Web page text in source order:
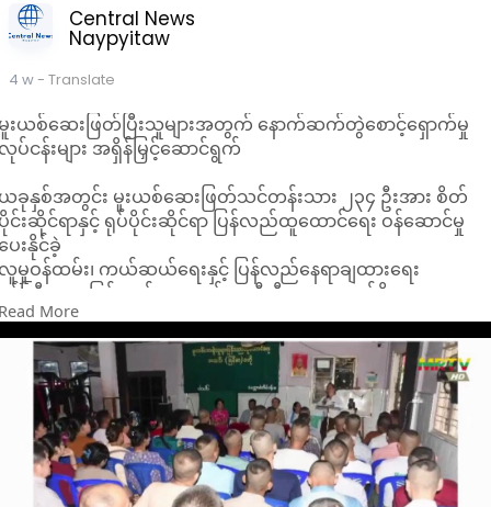
န်းသိမ်းနိုင်ရေးအတွက် အရေးပါသည့် ခြေလှမ်းတစ်ရပ်ဖြစ်ပြီး
းရာပညာရပ်များ ရေရှည်ရှင်သန်နိုင်ရေးအတွက် အများပြည်သူ
မွေအနှစ်များ ထိန်းသိမ်းစောင့်ရှောက်ရေးအဖွဲ့က တိုက်တွန်း
ားသည်။
Central News
Naypyitaw
4 w- Translate
းယစ်ဆေးဖြတ်ပြီးသူများအတွက် နောက်ဆက်တွဲစောင့်ရှောက်မှု
ပ်ငန်းများ အရှိန်မြှင့်ဆောင်ရွက်
ခုနှစ်အတွင်း မူးယစ်ဆေးဖြတ်သင်တန်းသား ၂၃၄ ဦးအား စိတ်
င်းဆိုင်ရာနှင့် ရုပ်ပိုင်းဆိုင်ရာ ပြန်လည်ထူထောင်ရေး ဝန်ဆောင်မှု
ေးနိုင်ခဲ့
မှုဝန်ထမ်း၊ ကယ်ဆယ်ရေးနှင့် ပြန်လည်နေရာချထားရေး
န်ကြီးဌာန၊ ပြန်လည်ထူထောင်ရေးဦးစီးဌာနအောက်ရှိ
ြန်လည်ထူထောင်ရေးစခန်းများတွင် မူးယစ်ဆေးဖြတ်ပြီးသူများ
တွက် နောက်ဆက်တွဲစောင့်ရှောက်မှုနှင့် ပြန်လည်ထူထောင်ရေး
ပ်ငန်းများကို အလေးထားဆောင်ရွက်ပေးလျက်ရှိကြောင်း သိရ
ည်။
န်ကုန်တိုင်းဒေသကြီး၊ တာမွေမြို့နယ်၊ ကျိုက္ကဆံလမ်းရှိ မူးယစ်ဆေ
သူများ ပြန်လည်ထူထောင်ရေးအသင်း (မြန်မာ) ဗဟိုရုံးတွင် ယခု
စ်အတွင်း မူးယစ်ဆေးဖြတ်သင်တန်းသား စုစုပေါင်း ၂၃၄ ဦးအား
တ်ပိုင်းဆိုင်ရာနှင့် ရုပ်ပိုင်းဆိုင်ရာ နောက်ဆက်တွဲစောင့်ရှောက်မှုများ
More